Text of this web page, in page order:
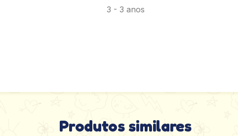
3 - 3 anos
Produtos similares